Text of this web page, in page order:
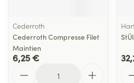
Cederroth
Cederroth Compresse Filet
Maintien
6,25 €